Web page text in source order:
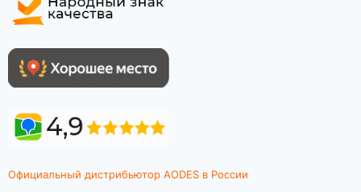
Официальный дистрибьютор AODES в России